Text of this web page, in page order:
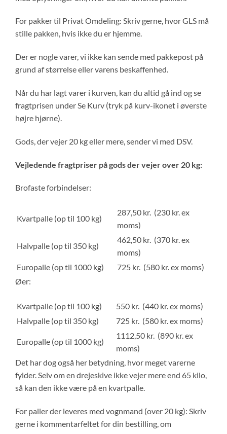
For pakker til Privat Omdeling: Skriv gerne, hvor GLS må
stille pakken, hvis ikke du er hjemme.
Der er nogle varer, vi ikke kan sende med pakkepost på
grund af størrelse eller varens beskaffenhed.
Når du har lagt varer i kurven, kan du altid gå ind og se
fragtprisen under Se Kurv (tryk på kurv-ikonet i øverste
højre hjørne).
Gods, der vejer 20 kg eller mere, sender vi med DSV.
Vejledende fragtpriser på gods der vejer over 20 kg:
Brofaste forbindelser:
Kvartpalle (op til 100 kg)
287,50 kr. (230 kr. ex
moms)
Halvpalle (op til 350 kg)
462,50 kr. (370 kr. ex
moms)
Europalle (op til 1000 kg)
725 kr. (580 kr. ex moms)
Øer:
Kvartpalle (op til 100 kg)
550 kr. (440 kr. ex moms)
Halvpalle (op til 350 kg)
725 kr. (580 kr. ex moms)
Europalle (op til 1000 kg)
1112,50 kr. (890 kr. ex
moms)
Det har dog også her betydning, hvor meget varerne
fylder. Selv om en drejeskive ikke vejer mere end 65 kilo,
så kan den ikke være på en kvartpalle.
For paller der leveres med vognmand (over 20 kg): Skriv
gerne i kommentarfeltet for din bestilling, om